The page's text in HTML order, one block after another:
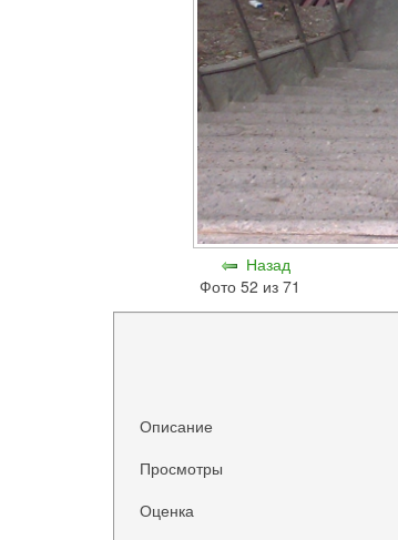
Назад
Фото 52 из 71
Описание
Просмотры
Оценка